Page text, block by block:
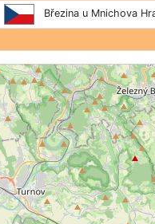
Březina u Mnichova